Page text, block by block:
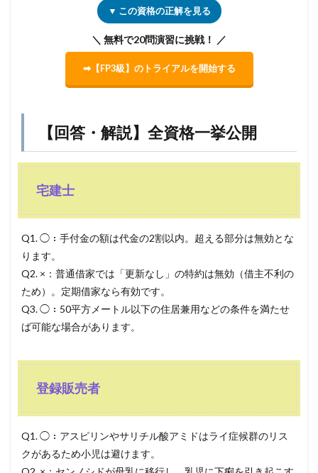
▼ この資格の正解を見る
＼ 無料で20問演習に挑戦！ ／
➡【FP3級】のトライアルを開始する
【回答・解説】全資格一挙公開
宅建士
Q1. ◯：手付金の額は代金の2割以内。超える部分は無効とな
ります。
Q2. ×：普通借家では「更新なし」の特約は無効（借主不利の
ため）。定期借家なら有効です。
Q3. ◯：50平方メートル以下の住居兼用などの条件を満たせ
ば可能な場合があります。
登録販売者
Q1. ◯：アスピリンやサリチル酸アミドはライ症候群のリス
クがあるため小児は避けます。